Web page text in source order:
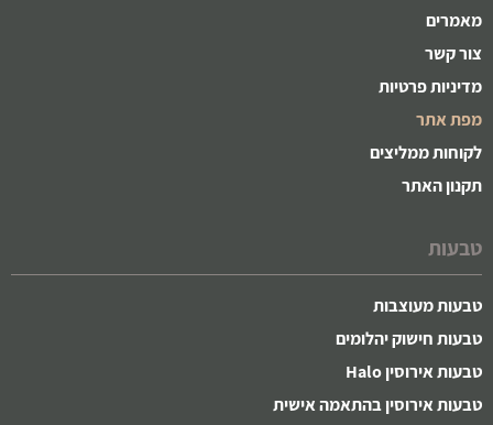
מאמרים
צור קשר
מדיניות פרטיות
מפת אתר
לקוחות ממליצים
תקנון האתר
טבעות
טבעות מעוצבות
טבעות חישוק יהלומים
טבעות אירוסין Halo
טבעות אירוסין בהתאמה אישית